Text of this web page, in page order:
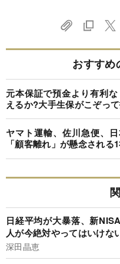
おすすめ
元本保証で預金より有利
えるか?大手生保がこぞっ
ヤマト運輸、佐川急便、
「顧客離れ」が懸念される
日経平均が大暴落、新
人が今絶対やってはいけな
深田晶恵